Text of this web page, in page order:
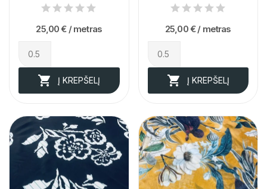
25,00 € / metras
 Į KREPŠELĮ
25,00 € / metras
 Į KREPŠELĮ